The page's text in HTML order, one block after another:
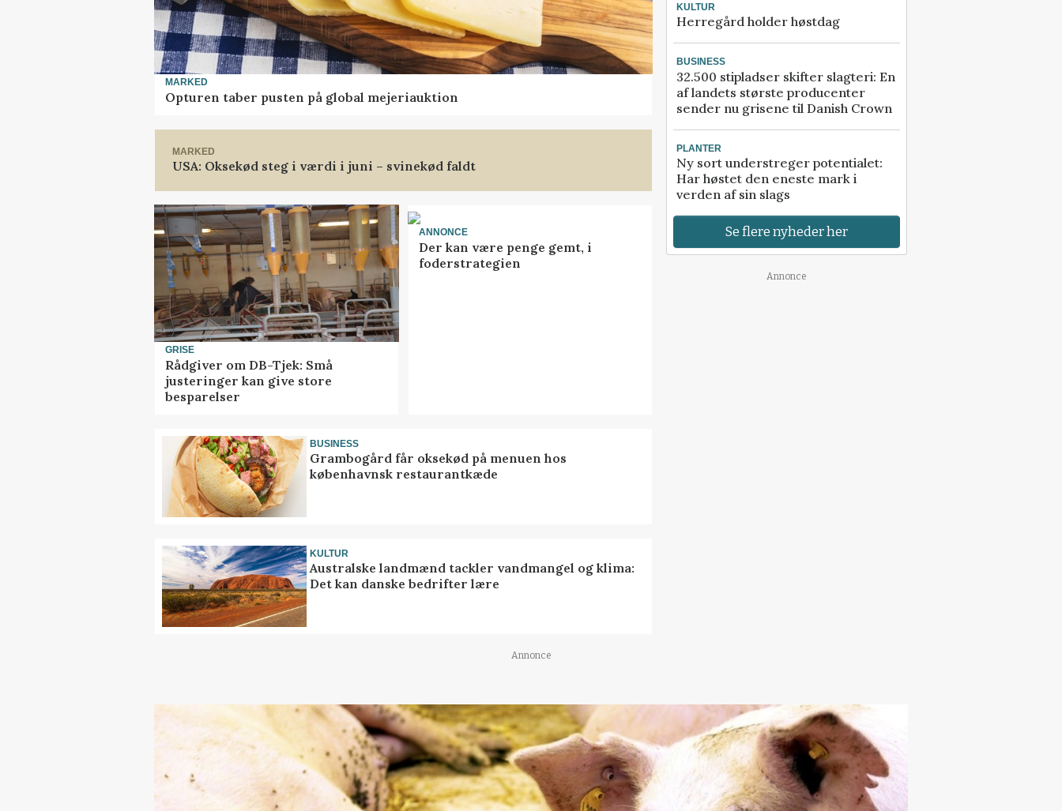
MARKED
Opturen taber pusten på global mejeriauktion
MARKED
USA: Oksekød steg i værdi i juni – svinekød faldt
GRISE
Rådgiver om DB-Tjek: Små
justeringer kan give store
besparelser
ANNONCE
Der kan være penge gemt, i
foderstrategien
BUSINESS
Grambogård får oksekød på menuen hos
københavnsk restaurantkæde
KULTUR
Australske landmænd tackler vandmangel og klima:
Det kan danske bedrifter lære
KULTUR
Herregård holder høstdag
BUSINESS
32.500 stipladser skifter slagteri: En
af landets største producenter
sender nu grisene til Danish Crown
PLANTER
Ny sort understreger potentialet:
Har høstet den eneste mark i
verden af sin slags
Se flere nyheder her
Annonce
Annonce